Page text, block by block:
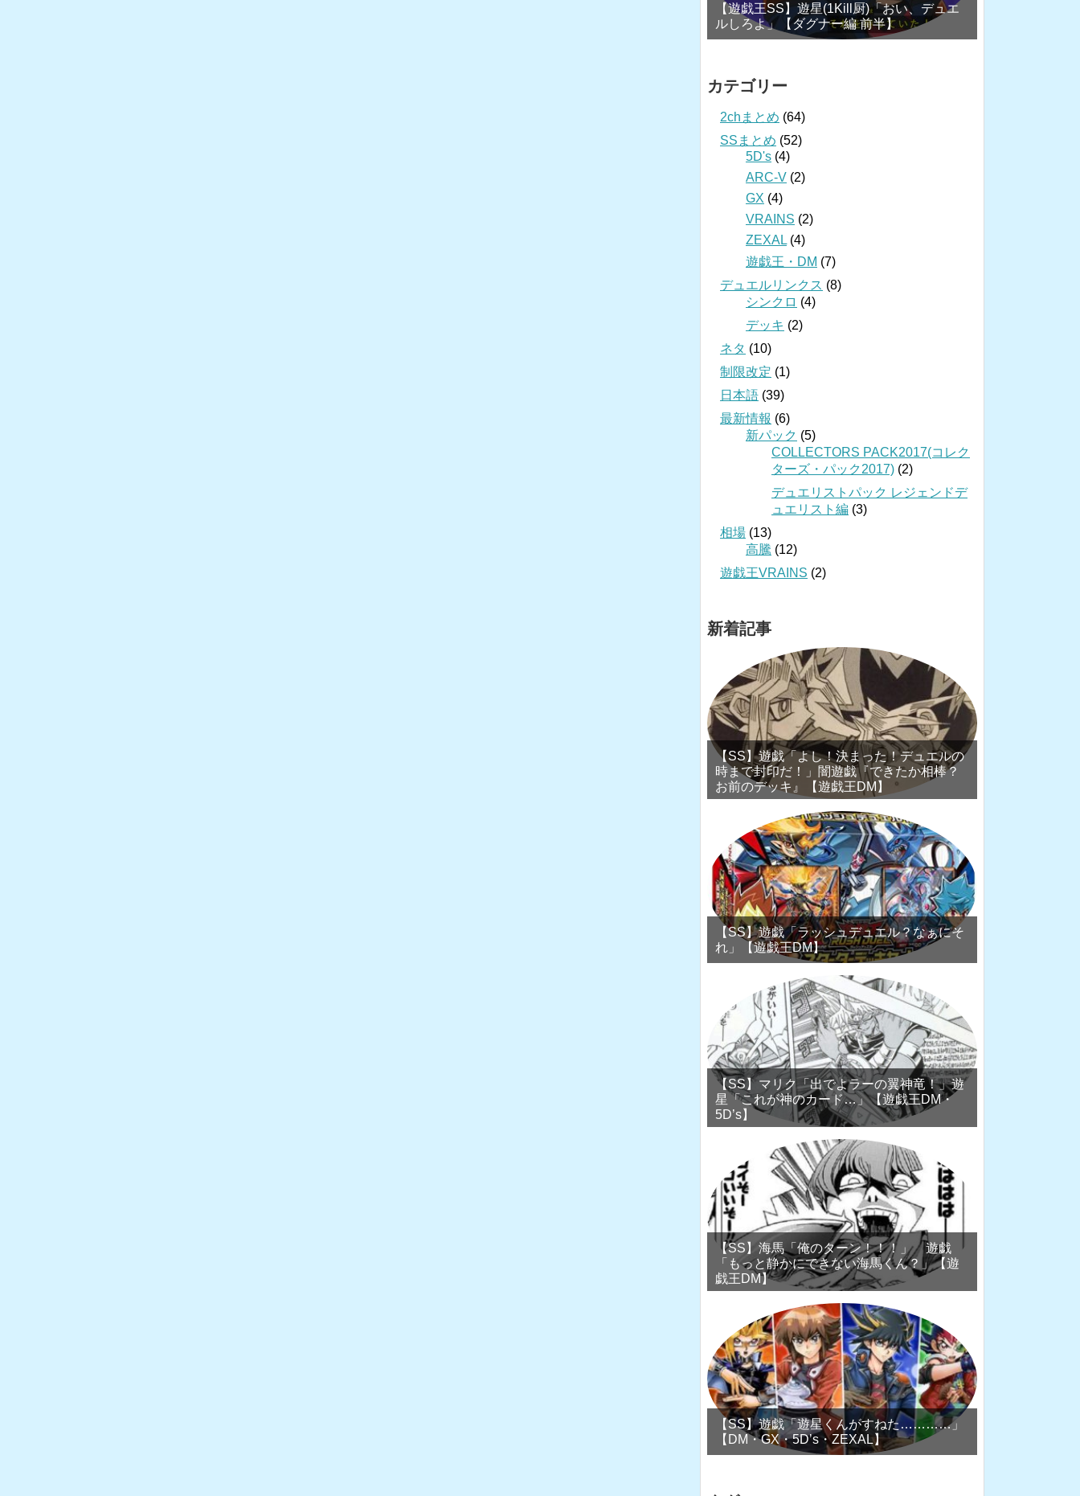
【遊戯王SS】遊星(1Kill厨)「おい、デュエ
ルしろよ」【ダグナー編 前半】
カテゴリー
2chまとめ (64)
SSまとめ (52)
5D's (4)
ARC-V (2)
GX (4)
VRAINS (2)
ZEXAL (4)
遊戯王・DM (7)
デュエルリンクス (8)
シンクロ (4)
デッキ (2)
ネタ (10)
制限改定 (1)
日本語 (39)
最新情報 (6)
新パック (5)
COLLECTORS PACK2017(コレク
ターズ・パック2017) (2)
デュエリストパック レジェンドデ
ュエリスト編 (3)
相場 (13)
高騰 (12)
遊戯王VRAINS (2)
新着記事
【SS】遊戯「よし！決まった！デュエルの
時まで封印だ！」闇遊戯『できたか相棒？
お前のデッキ』【遊戯王DM】
【SS】遊戯「ラッシュデュエル？なぁにそ
れ」【遊戯王DM】
【SS】マリク「出でよラーの翼神竜！」遊
星「これが神のカード…」【遊戯王DM・
5D’s】
【SS】海馬「俺のターン！！！」 遊戯
「もっと静かにできない海馬くん？」【遊
戯王DM】
【SS】遊戯「遊星くんがすねた…………」
【DM・GX・5D’s・ZEXAL】